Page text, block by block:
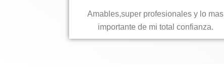
Amables,super profesionales y lo mas
importante de mi total confianza.